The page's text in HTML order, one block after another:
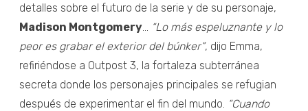
detalles sobre el futuro de la serie y de su personaje,
Madison Montgomery
“Lo más espeluznante y lo
peor es grabar el exterior del búnker”, dijo Emma,
refiriéndose a Outpost 3, la fortaleza subterránea
secreta donde los personajes principales se refugian
después de experimentar el fin del mundo. “Cuando